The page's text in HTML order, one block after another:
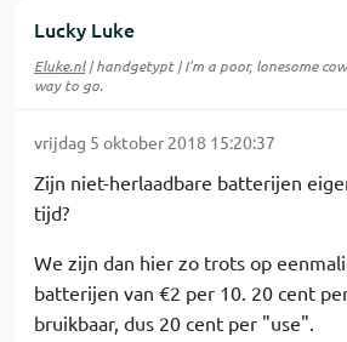
Lucky Luke
Eluke.nl| handgetypt | I'm a poor, lonesome
way to go.
vrijdag 5 oktober 2018 15:20:37
Zijn niet-herlaadbare batterijen
tijd?
We zijn dan hier zo trots op
batterijen van €2 per 10. 20 cent
bruikbaar, dus 20 cent per "use".